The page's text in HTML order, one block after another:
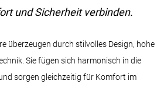
und Sicherheit verbinden.
überzeugen durch stilvolles Design, hohe
Sie fügen sich harmonisch in die
sorgen gleichzeitig für Komfort im